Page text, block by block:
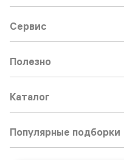
Сервис
Полезно
Каталог
Популярные подборки